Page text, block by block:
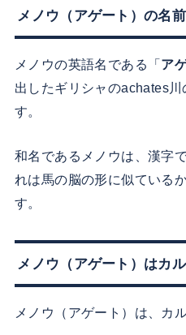
メノウ（アゲート）の名
メノウの英語名である「ア
出したギリシャのachates
す。
和名であるメノウは、漢字
れは馬の脳の形に似ている
す。
メノウ（アゲート）はカ
メノウ（アゲート）は、カ